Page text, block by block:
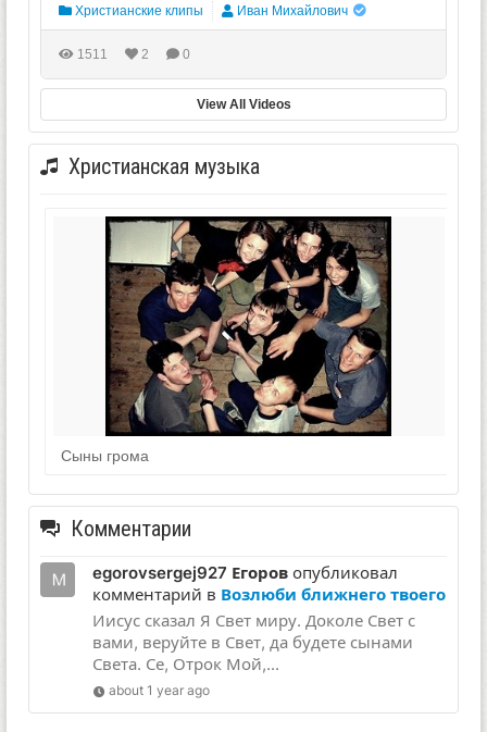
Христианские клипы Иван Михайлович
1511 2 0
View All Videos
Христианская музыка
Сыны грома
Комментарии
egorovsergej927 Егоров опубликовал
комментарий в Возлюби ближнего твоего
Иисус сказал Я Свет миру. Доколе Свет с
вами, веруйте в Свет, да будете сынами
Света. Се, Отрок Мой,...
about 1 year ago